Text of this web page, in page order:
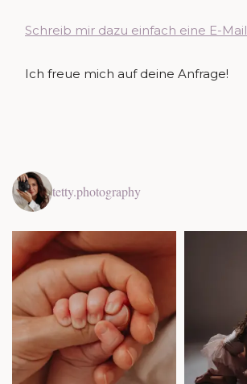
Schreib mir dazu einfach eine E-Mail
Ich freue mich auf deine Anfrage!
tetty.photography